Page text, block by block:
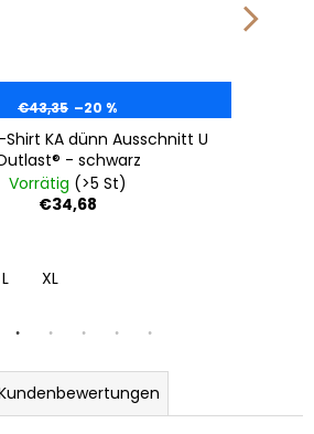
€43,35 –20 %
KA dünn Ausschnitt U
- schwarz
Vorrätig (>5 St)
€34,68
L XL